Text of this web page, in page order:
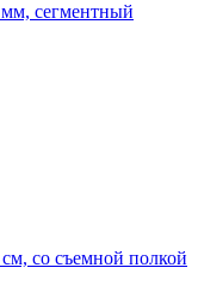
сегментный
со съемной полкой